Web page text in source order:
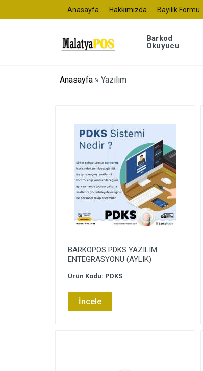
Anasayfa Hakkımızda Bayilik Formu
Barkod
Okuyucu
Anasayfa » Yazılım
BARKOPOS PDKS YAZILIM
ENTEGRASYONU (AYLIK)
Ürün Kodu: PDKS
İncele